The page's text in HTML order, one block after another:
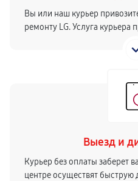
Вы или наш курьер
ремонту LG. Услуга курьера
Выезд и
Курьер без оплаты заберет
центре осуществят быструю